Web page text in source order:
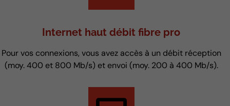
Internet haut débit fibre pro
Pour vos connexions, vous avez accès à un débit réception
(moy. 400 et 800 Mb/s) et envoi (moy. 200 à 400 Mb/s).